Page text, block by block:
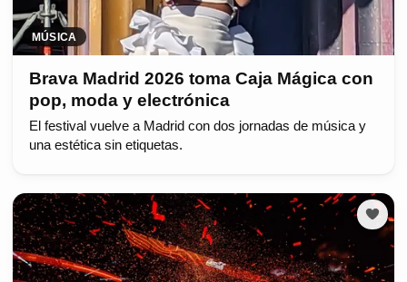
MÚSICA
Brava Madrid 2026 toma Caja Mágica con
pop, moda y electrónica
El festival vuelve a Madrid con dos jornadas de música y
una estética sin etiquetas.